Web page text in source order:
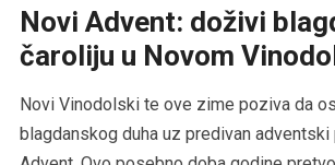
Novi Advent: doživi
čaroliju u Novom
Novi Vinodolski te ove zime poziva da
blagdanskog duha uz predivan adventski